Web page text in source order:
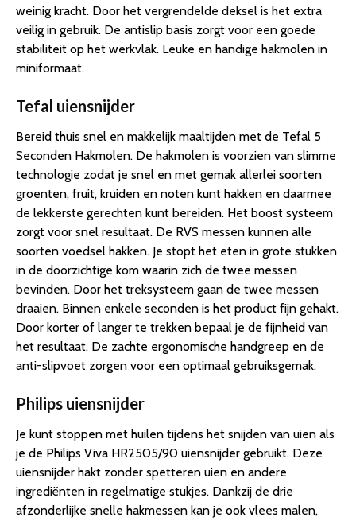
weinig kracht. Door het vergrendelde deksel is het extra
veilig in gebruik. De antislip basis zorgt voor een goede
stabiliteit op het werkvlak. Leuke en handige hakmolen in
miniformaat.
Tefal uiensnijder
Bereid thuis snel en makkelijk maaltijden met de Tefal 5
Seconden Hakmolen. De hakmolen is voorzien van slimme
technologie zodat je snel en met gemak allerlei soorten
groenten, fruit, kruiden en noten kunt hakken en daarmee
de lekkerste gerechten kunt bereiden. Het boost systeem
zorgt voor snel resultaat. De RVS messen kunnen alle
soorten voedsel hakken. Je stopt het eten in grote stukken
in de doorzichtige kom waarin zich de twee messen
bevinden. Door het treksysteem gaan de twee messen
draaien. Binnen enkele seconden is het product fijn gehakt.
Door korter of langer te trekken bepaal je de fijnheid van
het resultaat. De zachte ergonomische handgreep en de
anti-slipvoet zorgen voor een optimaal gebruiksgemak.
Philips uiensnijder
Je kunt stoppen met huilen tijdens het snijden van uien als
je de Philips Viva HR2505/90 uiensnijder gebruikt. Deze
uiensnijder hakt zonder spetteren uien en andere
ingrediënten in regelmatige stukjes. Dankzij de drie
afzonderlijke snelle hakmessen kan je ook vlees malen,